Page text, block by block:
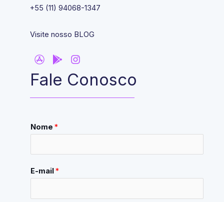
+55 (11) 94068-1347
Visite nosso BLOG
Fale Conosco
Nome *
E-mail *